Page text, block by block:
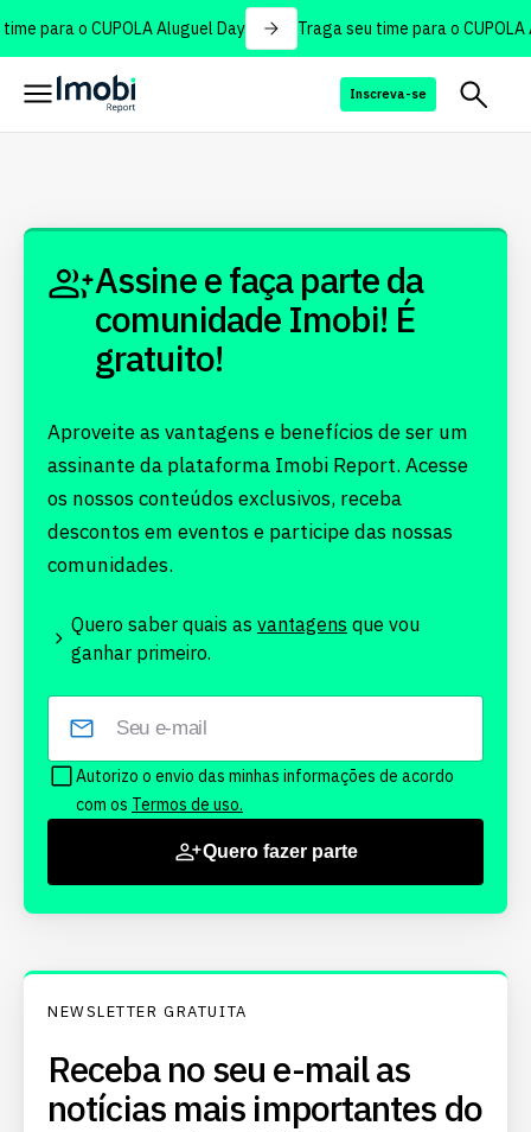
para o CUPOLA Aluguel Day Traga seu time para o CUPOLA
Inscreva-se
Assine e faça parte da
comunidade Imobi! É
gratuito!
Aproveite as vantagens e benefícios de ser um
assinante da plataforma Imobi Report. Acesse
os nossos conteúdos exclusivos, receba
descontos em eventos e participe das nossas
comunidades.
Quero saber quais as vantagens que vou
ganhar primeiro.
Autorizo o envio das minhas informações de acordo
com os Termos de uso.
Quero fazer parte
NEWSLETTER GRATUITA
Receba no seu e-mail as
notícias mais importantes do